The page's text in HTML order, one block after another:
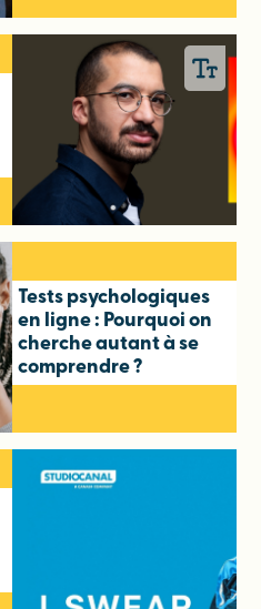
Tests psychologiques
en ligne : Pourquoi on
cherche autant à se
comprendre ?